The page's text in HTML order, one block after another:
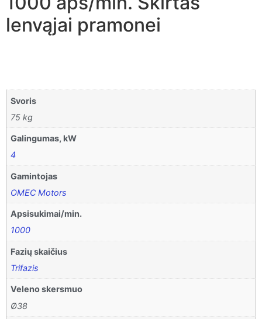
lenvąjai pramonei
Svoris
75 kg
Galingumas, kW
4
Gamintojas
OMEC Motors
Apsisukimai/min.
1000
Fazių skaičius
Trifazis
Veleno skersmuo
Ø38